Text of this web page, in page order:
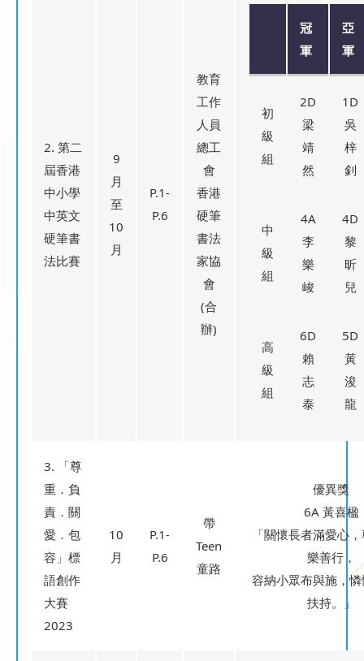
2. 第二
屆香港
中小學
中英文
硬筆書
法比賽
9
月
至
10
月
P.1-
P.6
教育
工作
人員
總工
會
香港
硬筆
書法
家協
會
(合
辦)
冠
軍
亞
軍
初
級
組
2D
梁
靖
然
1D
吳
梓
釗
中
級
組
4A
李
樂
峻
4D
黎
昕
兒
高
級
組
6D
賴
志
泰
5D
黃
浚
龍
3. 「尊
重．負
責．關
愛．包
容」標
語創作
大賽
2023
10
月
P.1-
P.6
帶
Teen
童路
優異獎
6A 黃喜楹
「關懷長者滿愛心
樂善行，
容納小眾布與施，
扶持。」